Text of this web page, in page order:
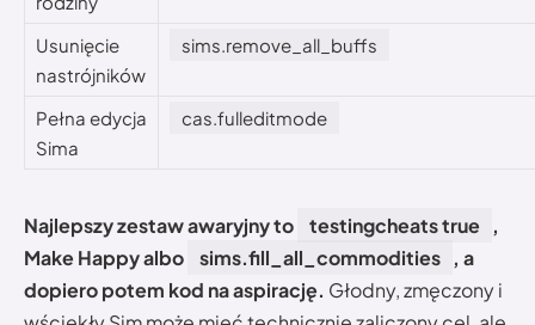
Usunięcie
nastrójników
sims.remove_all_buffs
Pełna edycja
Sima
cas.fulleditmode
Najlepszy zestaw awaryjny to testingcheats true
,
Make Happy albo
sims.fill_all_commodities , a
dopiero potem kod na aspirację. Głodny, zmęczony i